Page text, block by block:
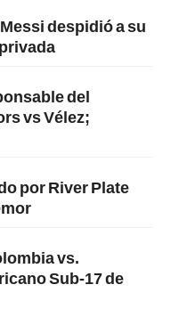
despidió a su
del
vs Vélez;
por River Plate
vs.
Sub-17 de